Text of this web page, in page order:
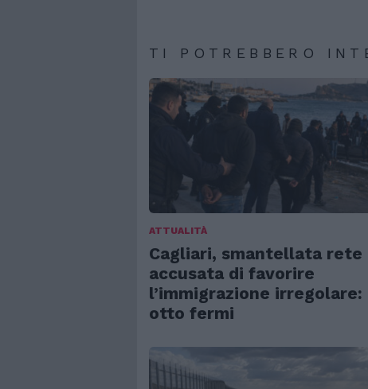
TI POTREBBERO
ATTUALITÀ
Cagliari, smantellata rete
accusata di favorire
l’immigrazione irregolare:
otto fermi